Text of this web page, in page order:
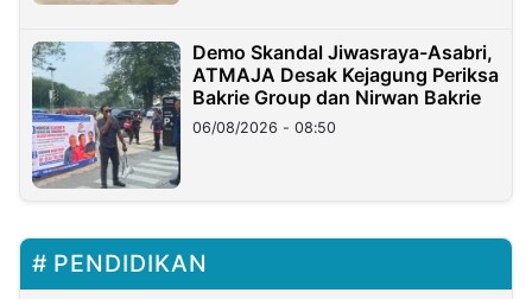
Demo Skandal Jiwasraya-Asabri,
ATMAJA Desak Kejagung Periksa
Bakrie Group dan Nirwan Bakrie
06/08/2026 - 08:50
PENDIDIKAN